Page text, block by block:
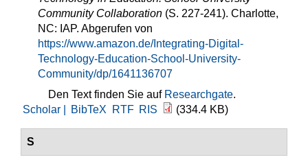
Community Collaboration (S. 227-241). Charlotte,
NC: IAP. Abgerufen von
https://www.amazon.de/Integrating-Digital-
Technology-Education-School-University-
Community/dp/1641136707
Den Text finden Sie auf Researchgate.
Scholar |
BibTeX RTF RIS (334.4 KB)
S